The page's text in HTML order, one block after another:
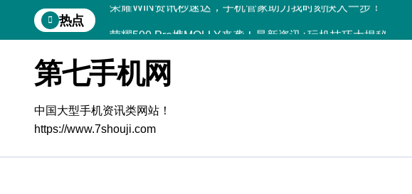
到
热点
OPPO Find X9 Pro深度揭秘：亮点全解析+超实用技巧大放送
REDMI K90深度揭秘：配置亮点全掌握，体验官力荐！
荣耀ROBOT PHONE在手，智能资讯生活一键全掌控！
华为nova15 Ultra新功能解锁，优惠速递，速来体验！
第七手机网
中国大型手机资讯类网站！
https://www.7shouji.com